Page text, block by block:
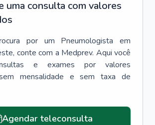
uma consulta com valores
por um Pneumologista
em
, conte com a Medprev. Aqui você
e exames por valores
mensalidade e sem taxa de
Agendar teleconsulta